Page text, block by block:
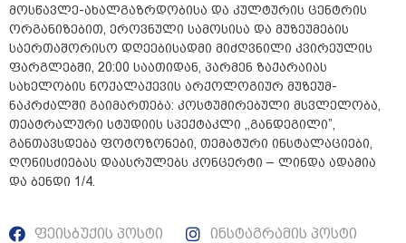
მოსწავლე-ახალგაზრდობისა და კულტურის ცენტრის
ორგანიზებით, ეროვნული სამოსისა და მუზეუმების
საერთაშორისო დღეებისადმი მიძღვნილი კვირეულის
ფარგლებში, 20:00 საათიდან, პარმენ ზაქარაიას
სახელობის ნოქალაქევის არქოლოგიურ მუზეუმ-
ნაკრძალში გაიმართება: კოსტუმირებული მსვლელობა,
თეატრალური სტუდიის სპექტაკლი ,,განდეგილი”,
განთავსდება ფოტოზონები, თემატური ინსტალაციები,
ღონისძიებას დაასრულებს კონცერტი – ლინდა ადამია
და ბენდი 1/4.
ფეისბუქის პოსტი ინსტაგრამის პოსტი